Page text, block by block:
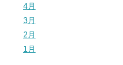
4月
3月
2月
1月